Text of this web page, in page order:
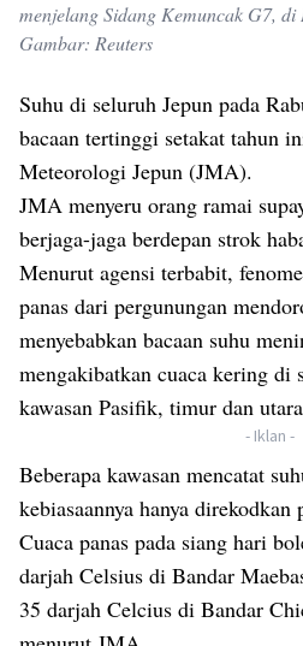
menjelang Sidang Kemuncak G7,
Gambar: Reuters
Suhu di seluruh Jepun pada
bacaan tertinggi setakat tahun
Meteorologi Jepun (JMA).
JMA menyeru orang ramai
berjaga-jaga berdepan strok
Menurut agensi terbabit,
panas dari pergunungan
menyebabkan bacaan suhu
mengakibatkan cuaca kering di
kawasan Pasifik, timur dan
- Iklan -
Beberapa kawasan mencatat
kebiasaannya hanya direkodkan
Cuaca panas pada siang hari
darjah Celsius di Bandar
35 darjah Celcius di Bandar